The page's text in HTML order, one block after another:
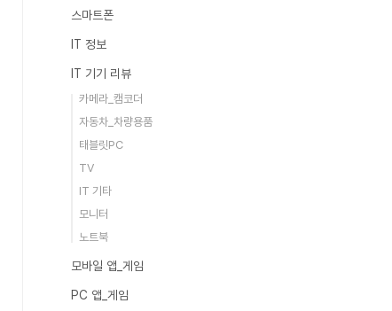
스마트폰
IT 정보
IT 기기 리뷰
카메라_캠코더
자동차_차량용품
태블릿PC
TV
IT 기타
모니터
노트북
모바일 앱_게임
PC 앱_게임